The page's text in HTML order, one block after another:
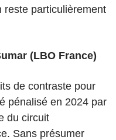
reste particulièrement
(LBO France)
de contraste pour
pénalisé en 2024 par
du circuit
Sans présumer